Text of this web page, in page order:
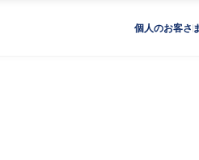
個人のお客さ